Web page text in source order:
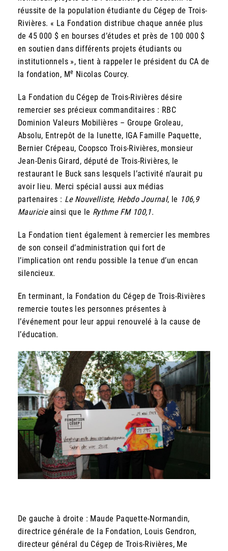
réussite de la population étudiante du Cégep de Trois-
Rivières. « La Fondation distribue chaque année plus
de 45 000 $ en bourses d’études et près de 100 000 $
en soutien dans différents projets étudiants ou
institutionnels », tient à rappeler le président du CA de
la fondation, Me Nicolas Courcy.
La Fondation du Cégep de Trois-Rivières désire
remercier ses précieux commanditaires : RBC
Dominion Valeurs Mobilières – Groupe Groleau,
Absolu, Entrepôt de la lunette, IGA Famille Paquette,
Bernier Crépeau, Coopsco Trois-Rivières, monsieur
Jean-Denis Girard, député de Trois-Rivières, le
restaurant le Buck sans lesquels l’activité n’aurait pu
avoir lieu. Merci spécial aussi aux médias
partenaires : Le Nouvelliste, Hebdo Journal, le 106,9
Mauricieainsi que le Rythme FM 100,1.
La Fondation tient également à remercier les membres
de son conseil d’administration qui fort de
l’implication ont rendu possible la tenue d’un encan
silencieux.
En terminant, la Fondation du Cégep de Trois-Rivières
remercie toutes les personnes présentes à
l’événement pour leur appui renouvelé à la cause de
l’éducation.
De gauche à droite : Maude Paquette-Normandin,
directrice générale de la Fondation, Louis Gendron,
directeur général du Cégep de Trois-Rivières, Me